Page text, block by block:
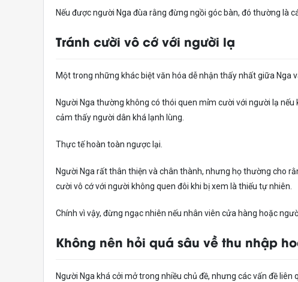
Nếu được người Nga đùa rằng đừng ngồi góc bàn, đó thường là
Tránh cười vô cớ với người lạ
Một trong những khác biệt văn hóa dễ nhận thấy nhất giữa Nga
Người Nga thường không có thói quen mỉm cười với người lạ
cảm thấy người dân khá lạnh lùng.
Thực tế hoàn toàn ngược lại.
Người Nga rất thân thiện và chân thành, nhưng họ thường cho
cười vô cớ với người không quen đôi khi bị xem là thiếu tự nhiên.
Chính vì vậy, đừng ngạc nhiên nếu nhân viên cửa hàng hoặc
Không nên hỏi quá sâu về thu nhập
Người Nga khá cởi mở trong nhiều chủ đề, nhưng các vấn đề